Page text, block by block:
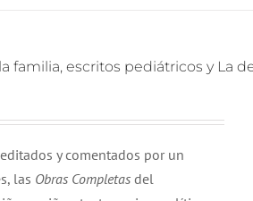
familia, escritos pediátricos y La
y comentados por un
las Obras Completas del